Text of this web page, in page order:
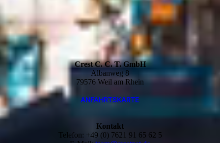
Crest C. C. T. GmbH
Albanweg 8
79576 Weil am Rhein
ANFAHRTSKARTE
Kontakt
Telefon: +49 (0) 7621 91 65 62 5